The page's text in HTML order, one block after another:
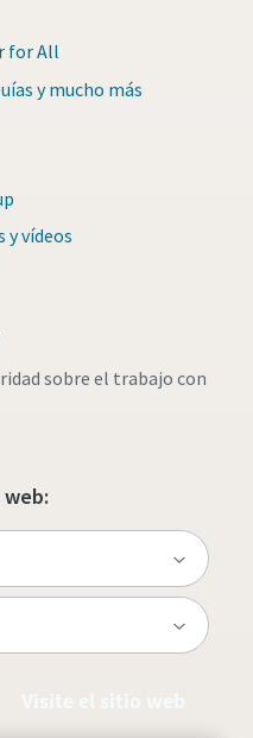
for All
y mucho más
vídeos
sobre el trabajo con